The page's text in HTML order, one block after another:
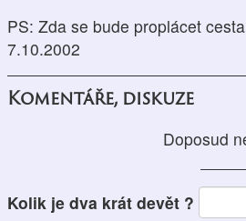
PS: Zda se bude proplácet
7.10.2002
Komentáře, diskuze
Doposud
Kolik je dva krát devět ?